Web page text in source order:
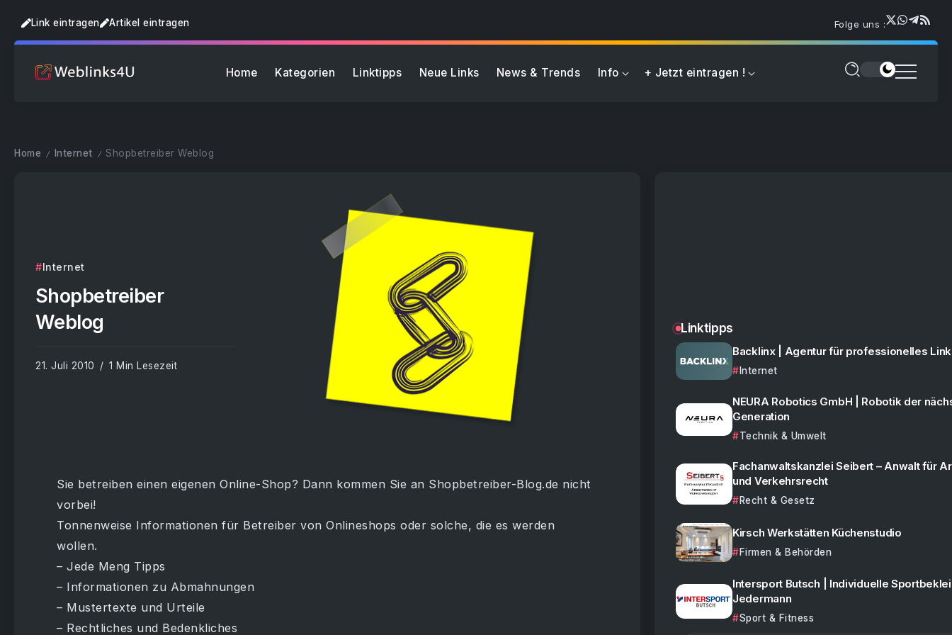
Link eintragen Artikel eintragen Folge uns :
Home Kategorien Linktipps Neue Links News & Trends Info + Jetzt eintragen !
Home / Internet / Shopbetreiber Weblog
Internet
Shopbetreiber
Weblog
21. Juli 2010 1 Min Lesezeit
Sie betreiben einen eigenen Online-Shop? Dann kommen Sie an Shopbetreiber-Blog.de nicht
vorbei!
Tonnenweise Informationen für Betreiber von Onlineshops oder solche, die es werden
wollen.
– Jede Meng Tipps
– Informationen zu Abmahnungen
– Mustertexte und Urteile
– Rechtliches und Bedenkliches
Linktipps
Backlinx | Agentur für professionelles
Internet
NEURA Robotics GmbH | Robotik der
Generation
Technik & Umwelt
Fachanwaltskanzlei Seibert – Anwalt für
und Verkehrsrecht
Recht & Gesetz
Kirsch Werkstätten Küchenstudio
Firmen & Behörden
Intersport Butsch | Individuelle
Jedermann
Sport & Fitness